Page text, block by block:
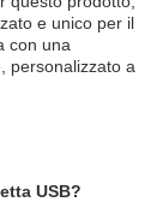
e unico per il
con una
personalizzato a
USB?